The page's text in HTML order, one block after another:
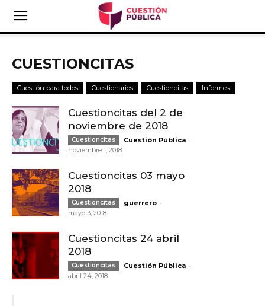
CUESTIONCITAS
Cuestión para todos Cuestionarios Cuestioncitas Informes
Cuestioncitas del 2 de
noviembre de 2018
Cuestioncitas Cuestión Pública -
noviembre 1, 2018
Cuestioncitas 03 mayo
2018
Cuestioncitas guerrero -
mayo 3, 2018
Cuestioncitas 24 abril
2018
Cuestioncitas Cuestión Pública -
abril 24, 2018